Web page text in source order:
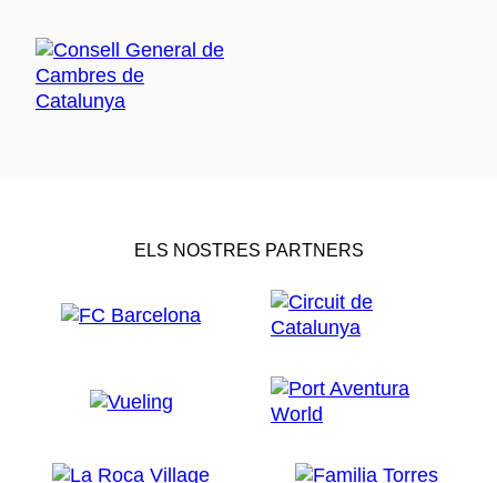
ELS NOSTRES PARTNERS